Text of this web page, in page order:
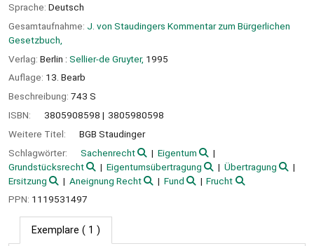
Sprache: Deutsch
Gesamtaufnahme: J. von Staudingers Kommentar zum Bürgerlichen
Gesetzbuch,
Verlag: Berlin : Sellier-de Gruyter, 1995
Auflage: 13. Bearb
Beschreibung: 743 S
ISBN:
3805908598
3805980598
Weitere Titel:
BGB Staudinger
Schlagwörter:
Sachenrecht
Eigentum
Grundstücksrecht
Eigentumsübertragung
Übertragung
Ersitzung
Aneignung Recht Fund
Frucht
PPN: 1119531497
Exemplare ( 1 )